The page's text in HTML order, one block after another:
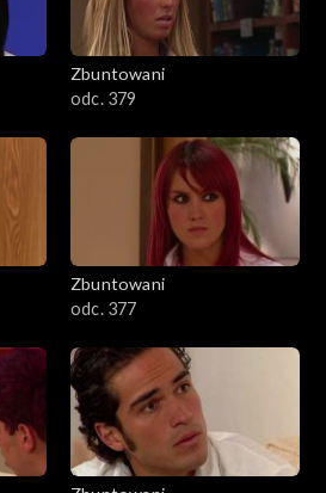
Zbuntowani
odc. 379
Zbuntowani
odc. 377